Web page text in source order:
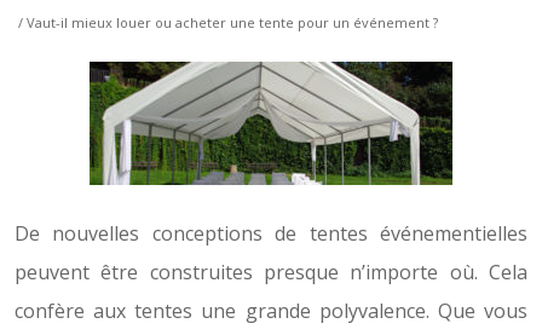
/ Vaut-il mieux louer ou acheter une tente pour un événement ?
De nouvelles conceptions de tentes événementielles
peuvent être construites presque n’importe où. Cela
confère aux tentes une grande polyvalence. Que vous